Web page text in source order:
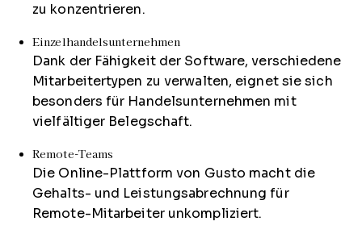
zu konzentrieren.
Einzelhandelsunternehmen
Dank der Fähigkeit der Software, verschiedene
Mitarbeitertypen zu verwalten, eignet sie sich
besonders für Handelsunternehmen mit
vielfältiger Belegschaft.
Remote-Teams
Die Online-Plattform von Gusto macht die
Gehalts- und Leistungsabrechnung für
Remote-Mitarbeiter unkompliziert.